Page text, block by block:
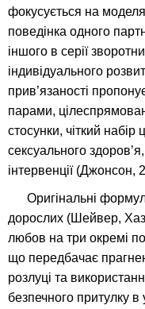
фокусується на
поведінка одного
іншого в серії
індивідуального
прив’язаності
парами,
стосунки, чіткий набір
сексуального
інтервенції (Джонсон,
Оригінальні
дорослих (Шейвер,
любов на три окремі
що передбачає
розлуці та
безпечного притулку в